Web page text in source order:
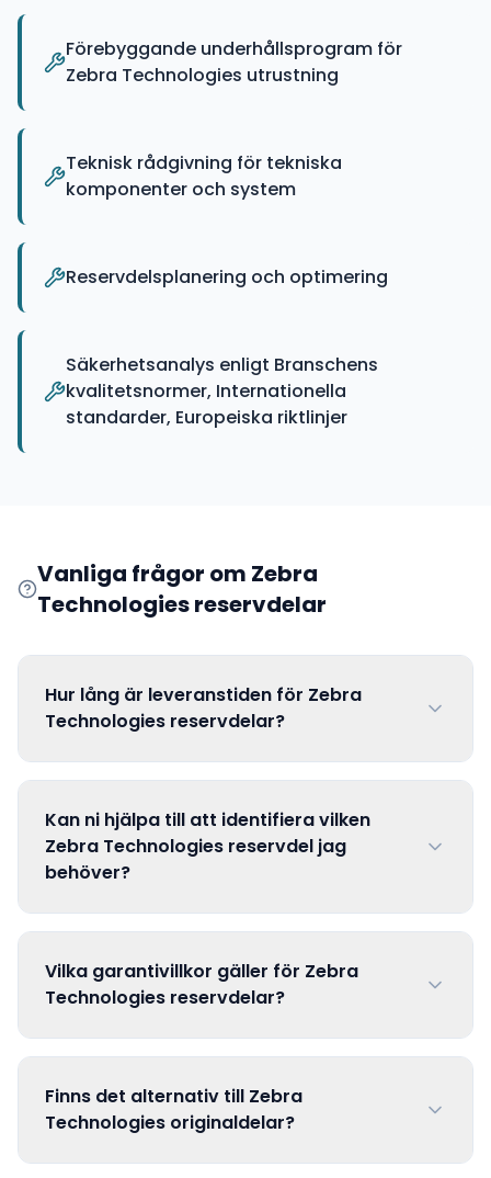
Förebyggande underhållsprogram för
Zebra Technologies utrustning
Teknisk rådgivning för tekniska
komponenter och system
Reservdelsplanering och optimering
Säkerhetsanalys enligt Branschens
kvalitetsnormer, Internationella
standarder, Europeiska riktlinjer
Vanliga frågor om Zebra
Technologiesreservdelar
Hur lång är leveranstiden för Zebra
Technologies reservdelar?
Kan ni hjälpa till att identifiera vilken
Zebra Technologies reservdel jag
behöver?
Vilka garantivillkor gäller för Zebra
Technologies reservdelar?
Finns det alternativ till Zebra
Technologies originaldelar?